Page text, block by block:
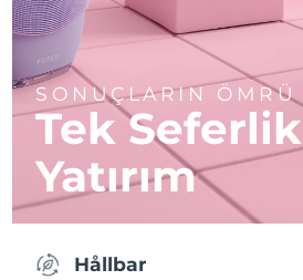
SONUÇLARIN ÖMRÜ
Tek Seferlik
Yatırım
Hållbar